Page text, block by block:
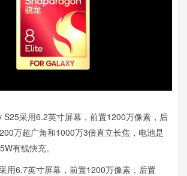
S25采用6.2英寸屏幕，前置1200万像素，后
万超广角和1000万3倍直立长焦，电池是
有线快充。
用6.7英寸屏幕，前置1200万像素，后置